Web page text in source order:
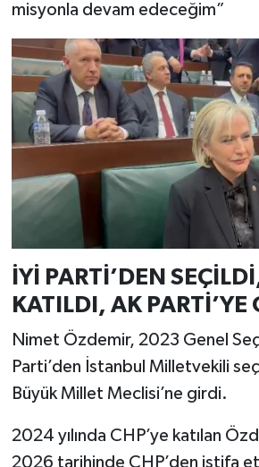
misyonla devam edeceğim”
İYİ PARTİ’DEN
KATILDI, AK PARTİ’YE
Nimet Özdemir, 2023 Genel
Parti’den İstanbul Milletvekili
Büyük Millet Meclisi’ne girdi.
2024 yılında CHP’ye katılan
2026 tarihinde CHP’den istifa